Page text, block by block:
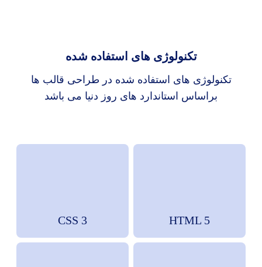
تکنولوژی های استفاده شده
تکنولوژی های استفاده شده در طراحی قالب ها
براساس استاندارد های روز دنیا می باشد
HTML 5
CSS 3